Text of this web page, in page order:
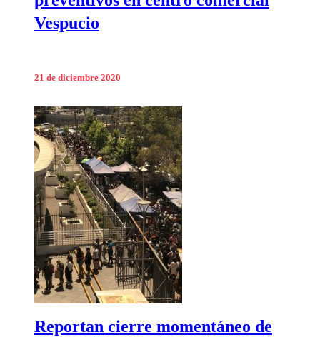
Vespucio
21 de diciembre 2020
Reportan cierre momentáneo de